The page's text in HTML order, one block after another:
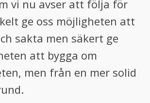
vi nu avser att följa för
ge oss möjligheten att
sakta men säkert ge
att bygga om
men från en mer solid